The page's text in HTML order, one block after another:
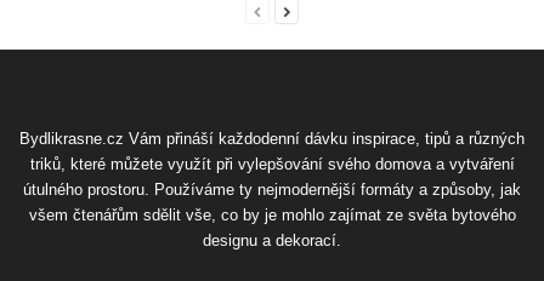
Bydlikrasne.cz Vám přináší každodenní dávku inspirace, tipů a různých
triků, které můžete využít při vylepšování svého domova a vytváření
útulného prostoru. Používáme ty nejmodernější formáty a způsoby, jak
všem čtenářům sdělit vše, co by je mohlo zajímat ze světa bytového
designu a dekorací.